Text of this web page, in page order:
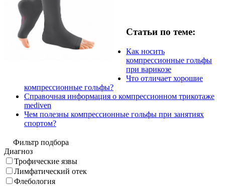
Статьи по теме:
Как носить
компрессионные гольфы
при варикозе
Что отличает хорошие
компрессионные гольфы?
Справочная информация о компрессионном трикотаже
mediven
Чем полезны компрессионные гольфы при занятиях
спортом?
Фильтр подбора
Диагноз
Трофические язвы
Лимфатический отек
Флебология